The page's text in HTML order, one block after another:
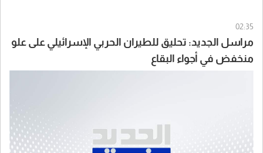
02:35
مراسل الجديد: تحليق للطيران الحربي الإسرائيلي على علو
منخفض في أجواء البقاع